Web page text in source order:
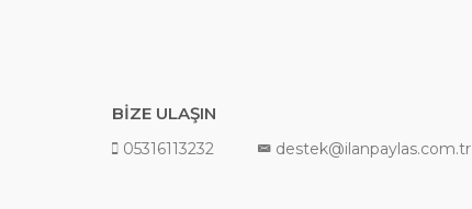
BİZE ULAŞIN
05316113232 destek@ilanpaylas.com.tr